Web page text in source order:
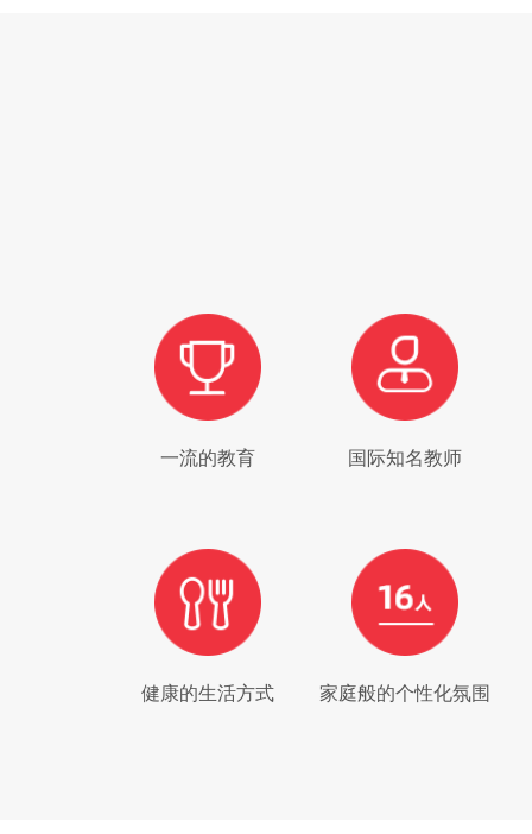
一流的教育 国际知名教师
健康的生活方式 家庭般的个性化氛围